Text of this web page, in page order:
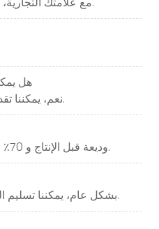
هل
نعم، يمكننا تقديم العينة وفقًا لمتطلباتك.
30٪ وديعة قبل الإنتاج و 70٪ الرصيد قبل التسليم.
بشكل عام، يمكننا تسليم البضائع خلال 20 يوم عمل.